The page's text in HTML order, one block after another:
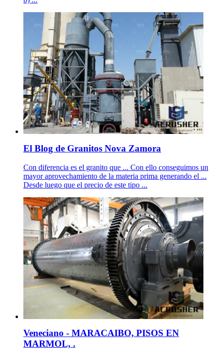
El Blog de Granitos Nova Zamora
Con diferencia es el granito que ... Con ello conseguimos un
mayor aprovechamiento de la materia prima generando el ...
Desde luego que el precio de este tipo ...
Veneciano - MARACAIBO, PISOS EN
MARMOL, .